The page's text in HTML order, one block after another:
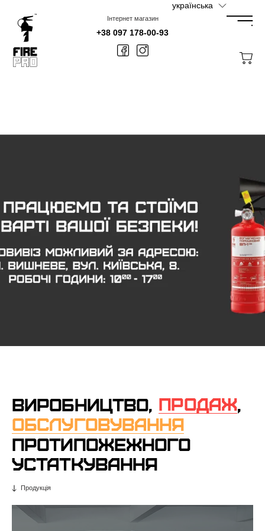
контенту
Інтернет магазин
+38 097 178-00-93
ВИРОБНИЦТВО, ПРОДАЖ,
ОБСЛУГОВУВАННЯ
ПРОТИПОЖЕЖНОГО
УСТАТКУВАННЯ
Продукція
українська